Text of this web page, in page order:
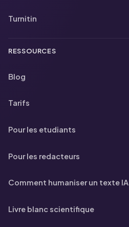
Turnitin
RESSOURCES
Blog
Tarifs
Pour les etudiants
Pour les redacteurs
Comment humaniser un texte IA
Livre blanc scientifique